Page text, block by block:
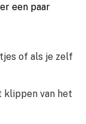
een paar
of als je zelf
klippen van het